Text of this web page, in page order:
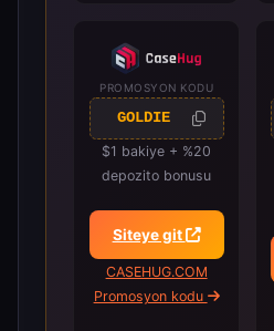
PROMOSYON KODU
GOLDIE
$1 bakiye + %20
depozito bonusu
Siteye git
CASEHUG.COM
Promosyon kodu